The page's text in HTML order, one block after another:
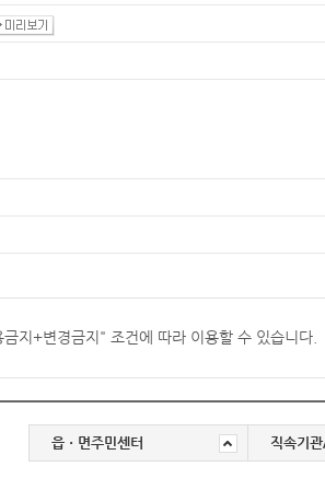
지+변경금지" 조건에 따라 이용할 수 있습니다.
읍ㆍ면주민센터 직속기